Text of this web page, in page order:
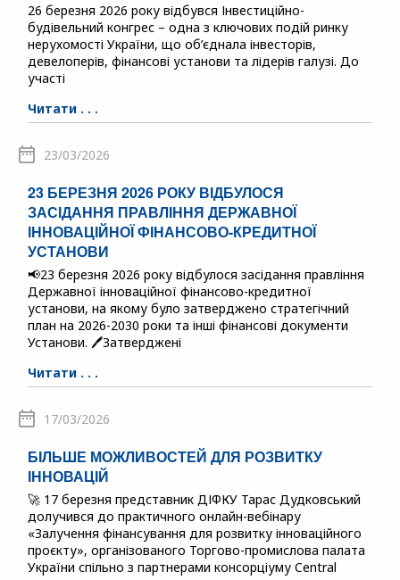
26 березня 2026 року відбувся Інвестиційно-
будівельний конгрес – одна з ключових подій ринку
нерухомості України, що об’єднала інвесторів,
девелоперів, фінансові установи та лідерів галузі. До
участі
Читати . . .
23/03/2026
23 БЕРЕЗНЯ 2026 РОКУ ВІДБУЛОСЯ
ЗАСІДАННЯ ПРАВЛІННЯ ДЕРЖАВНОЇ
ІННОВАЦІЙНОЇ ФІНАНСОВО-КРЕДИТНОЇ
УСТАНОВИ
📢23 березня 2026 року відбулося засідання правління
Державної інноваційної фінансово-кредитної
установи, на якому було затверджено стратегічний
план на 2026-2030 роки та інші фінансові документи
Установи. 🖊️Затверджені
Читати . . .
17/03/2026
БІЛЬШЕ МОЖЛИВОСТЕЙ ДЛЯ РОЗВИТКУ
ІННОВАЦІЙ
🚀 17 березня представник ДІФКУ Тарас Дудковський
долучився до практичного онлайн-вебінару
«Залучення фінансування для розвитку інноваційного
проєкту», організованого Торгово-промислова палата
України спільно з партнерами консорціуму Central